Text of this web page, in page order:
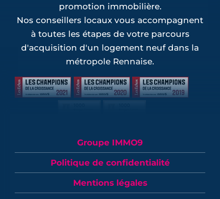
promotion immobilière.
Nos conseillers locaux vous accompagnent
à toutes les étapes de votre parcours
d'acquisition d'un logement neuf dans la
métropole Rennaise.
Groupe IMMO9
Politique de confidentialité
Mentions légales